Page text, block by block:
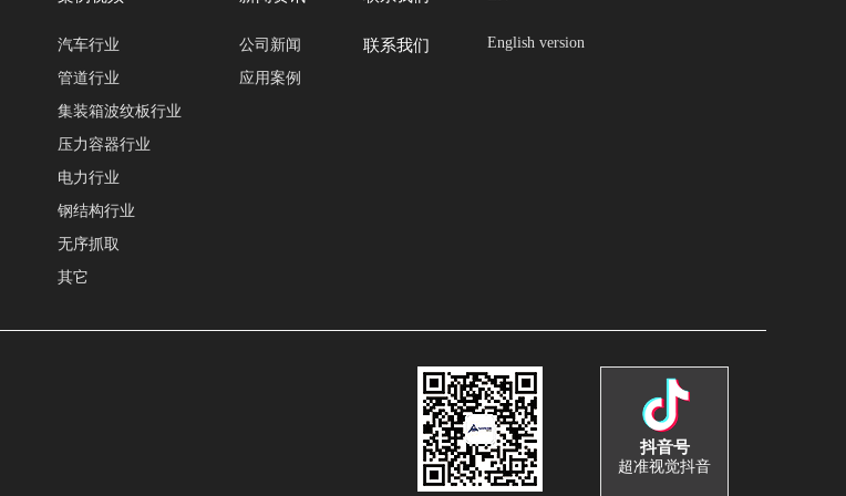
汽车行业
管道行业
集装箱波纹板行业
压力容器行业
电力行业
钢结构行业
无序抓取
其它
公司新闻
应用案例
联系我们 English version
抖音号
超准视觉抖音